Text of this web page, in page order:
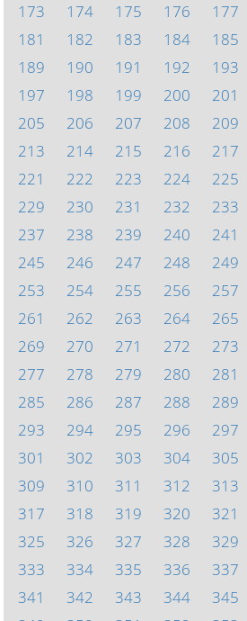
173
174 175 176 177
181
182 183 184 185
189
190 191 192 193
197
198 199 200 201
205
206 207 208 209
213
214 215 216 217
221
222 223 224 225
229
230 231 232 233
237
238 239 240 241
245
246 247 248 249
253
254 255 256 257
261
262 263 264 265
269
270 271 272 273
277
278 279 280 281
285
286 287 288 289
293
294 295 296 297
301
302 303 304 305
309
310 311 312 313
317
318 319 320 321
325
326 327 328 329
333
334 335 336 337
341
342 343 344 345